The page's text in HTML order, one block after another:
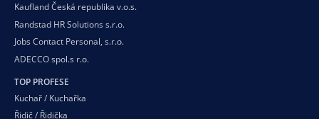
Kaufland Česká republika v.o.s.
Randstad HR Solutions s.r.o.
Jobs Contact Personal, s.r.o.
ADECCO spol.s r.o.
TOP PROFESE
Kuchař / Kuchařka
Řidič / Řidička